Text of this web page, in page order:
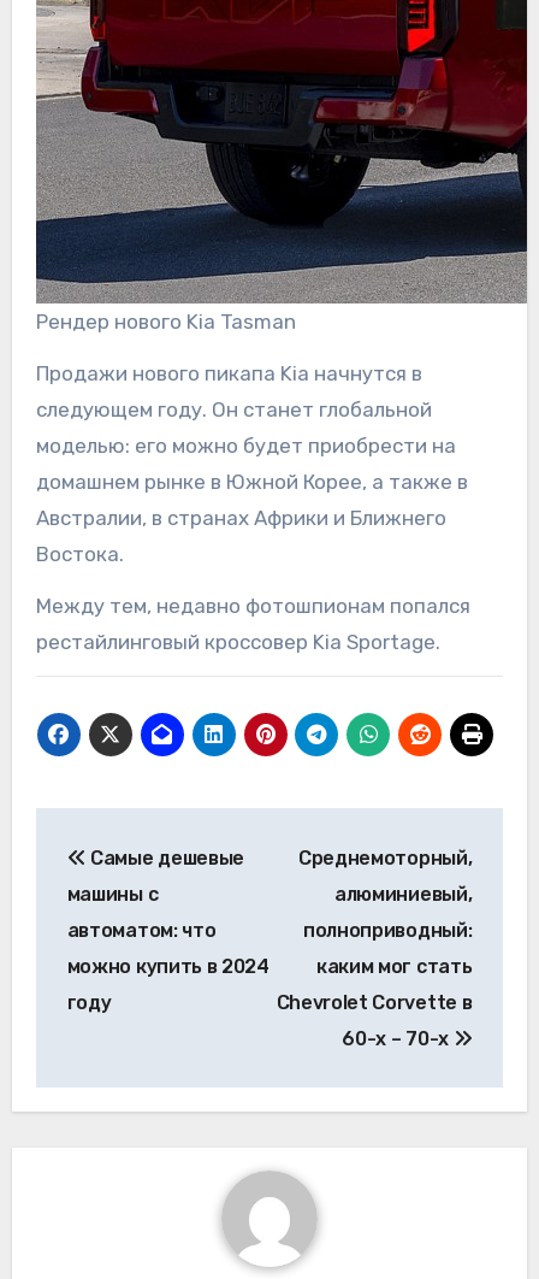
Рендер нового Kia Tasman
Продажи нового пикапа Kia начнутся в
следующем году. Он станет глобальной
моделью: его можно будет приобрести на
домашнем рынке в Южной Корее, а также в
Австралии, в странах Африки и Ближнего
Востока.
Между тем, недавно фотошпионам попался
рестайлинговый кроссовер Kia Sportage.
по
записям
Самые дешевые
машины с
автоматом: что
можно купить в 2024
году
Среднемоторный,
алюминиевый,
полноприводный:
каким мог стать
Chevrolet Corvette в
60-х – 70-х